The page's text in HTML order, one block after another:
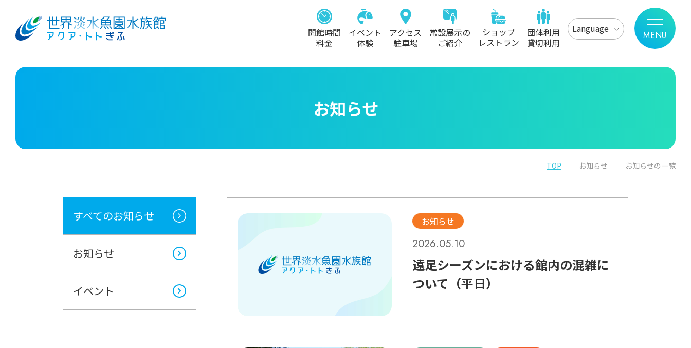
開館時間
料金
イベント
体験
アクセス
駐車場
常設展示の
ご紹介
ショップ
レストラン
団体利用
貸切利用
Language
お知らせ
TOP お知らせ お知らせの一覧
すべてのお知らせ
お知らせ
イベント
お知らせ
2026.05.10
遠足シーズンにおける館内の混雑に
ついて（平日）